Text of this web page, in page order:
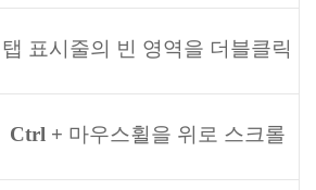
탭 표시줄의 빈 영역을 더블클릭
Ctrl + 마우스휠을 위로 스크롤